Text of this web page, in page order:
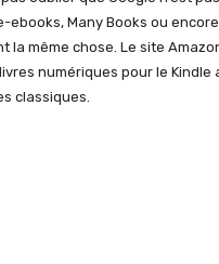
ebooks, Many Books ou
la même chose. Le site
numériques pour le Kindle
classiques.